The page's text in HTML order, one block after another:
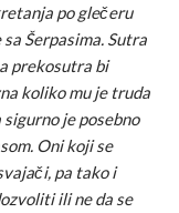
po glečeru
Šerpasima. Sutra
prekosutra bi
koliko mu je truda
je posebno
Oni koji se
pa tako i
ili ne da se